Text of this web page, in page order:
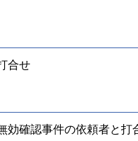
合せ
効確認事件の依頼者と打